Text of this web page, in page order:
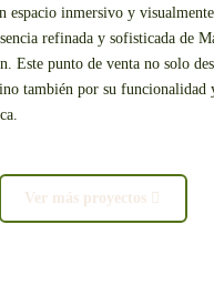
espacio inmersivo y
refinada y sofisticada de
Este punto de venta no solo
también por su funcionalidad
Ver más proyectos